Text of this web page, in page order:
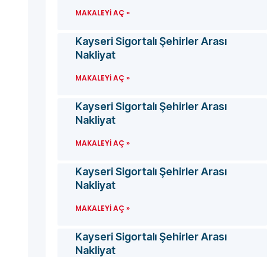
MAKALEYI AÇ »
Kayseri Sigortalı Şehirler Arası
Nakliyat
MAKALEYI AÇ »
Kayseri Sigortalı Şehirler Arası
Nakliyat
MAKALEYI AÇ »
Kayseri Sigortalı Şehirler Arası
Nakliyat
MAKALEYI AÇ »
Kayseri Sigortalı Şehirler Arası
Nakliyat